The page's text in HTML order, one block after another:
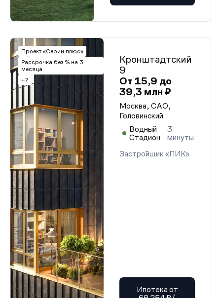
Проект «Серии плюс»
Рассрочка без % на 3
месяца
+7
Кронштадтский
9
От 15,9 до
39,3 млн ₽
Москва, САО,
Головинский
Водный
Стадион
3
минуты
Застройщик «ПИК»
Ипотека от